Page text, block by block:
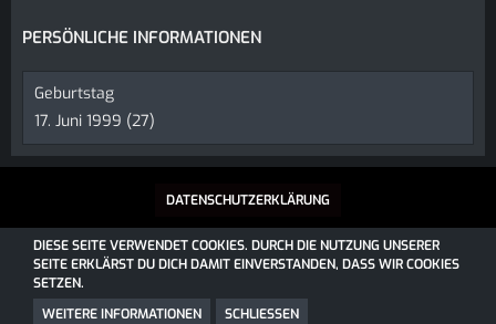
PERSÖNLICHE INFORMATIONEN
Geburtstag
17. Juni 1999 (27)
DATENSCHUTZERKLÄRUNG
SOCIALBOX, ENTWICKELT VON WEBEXPANDED
COMMUNITY-DESIGN: COMMUNITYVON
DIESE SEITE VERWENDET COOKIES. DURCH DIE NUTZUNG UNSERER
SEITE ERKLÄRST DU DICH DAMIT EINVERSTANDEN, DASS WIR COOKIES
SETZEN.
WEITERE INFORMATIONEN
SCHLIESSEN